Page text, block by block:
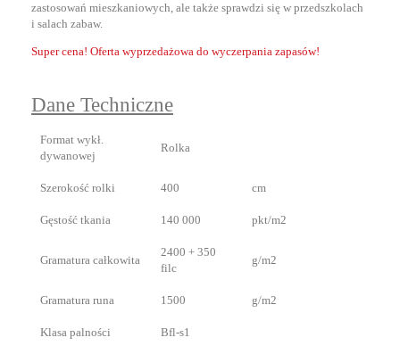
zastosowań mieszkaniowych, ale także sprawdzi się w przedszkolach
i salach zabaw.
Super cena! Oferta wyprzedażowa do wyczerpania zapasów!
Dane Techniczne
Format wykł.
dywanowej
Rolka
Szerokość rolki 400 cm
Gęstość tkania 140 000 pkt/m2
Gramatura całkowita
2400 + 350
filc
g/m2
Gramatura runa 1500 g/m2
Klasa palności Bfl-s1